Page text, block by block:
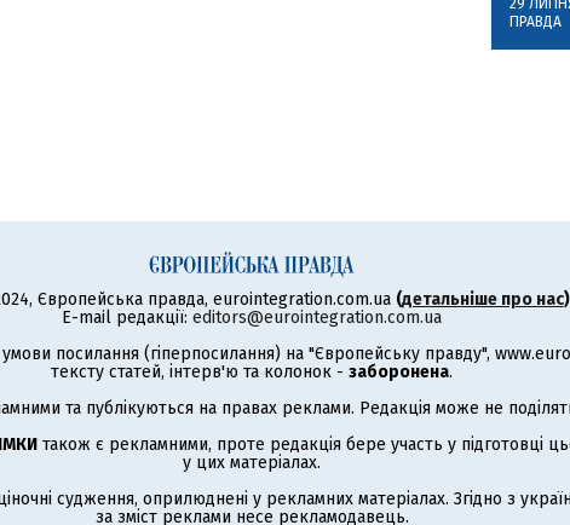
ПРАВДА
Європейська правда, eurointegration.com.ua (детальніше про нас)
E-mail редакції: editors@eurointegration.com.ua
посилання (гіперпосилання) на "Європейську правду",
тексту статей, інтерв'ю та колонок - заборонена.
та публікуються на правах реклами. Редакція може не
також є рекламними, проте редакція бере участь у підготовці
у цих матеріалах.
судження, оприлюднені у рекламних матеріалах. Згідно з
за зміст реклами несе рекламодавець.